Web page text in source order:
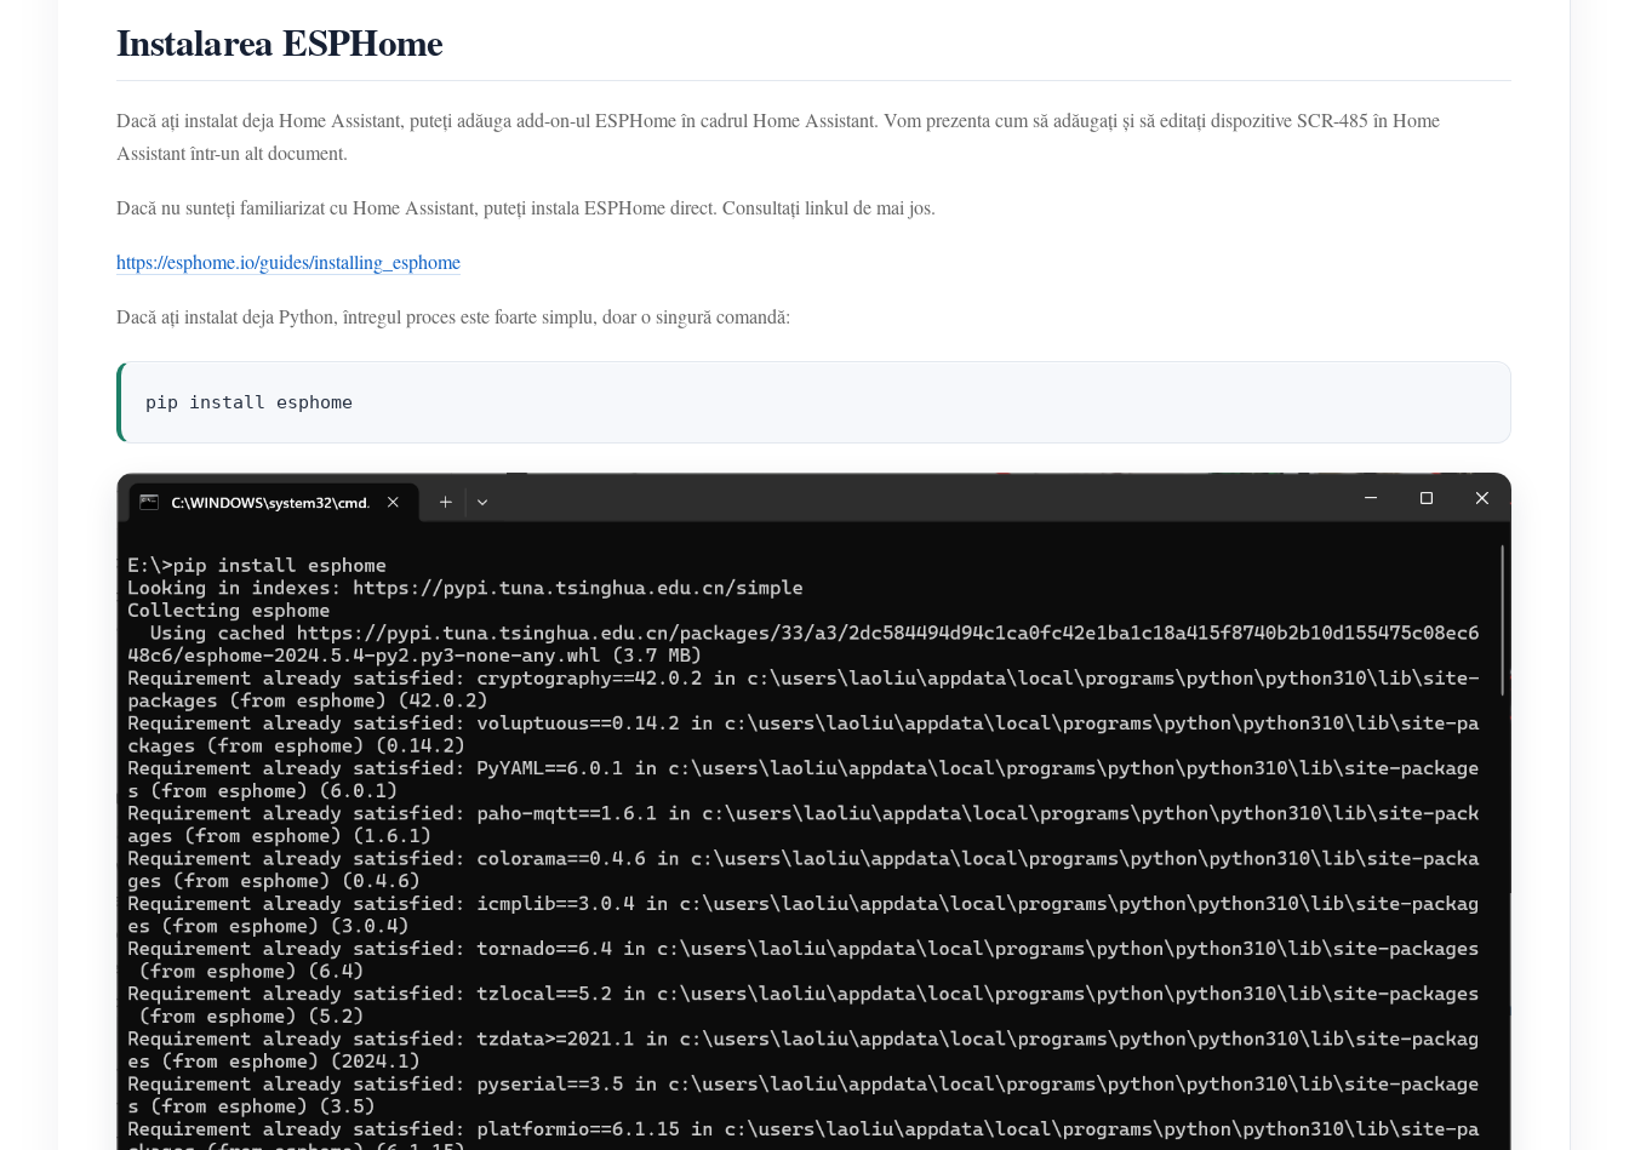
Instalarea ESPHome
Dacă ați instalat deja Home Assistant, puteți adăuga add-on-ul ESPHome în cadrul Home Assistant. Vom prezenta cum să adăugați și să editați dispozitive SCR-485 în Home
Assistant într-un alt document.
Dacă nu sunteți familiarizat cu Home Assistant, puteți instala ESPHome direct. Consultați linkul de mai jos.
https://esphome.io/guides/installing_esphome
Dacă ați instalat deja Python, întregul proces este foarte simplu, doar o singură comandă: